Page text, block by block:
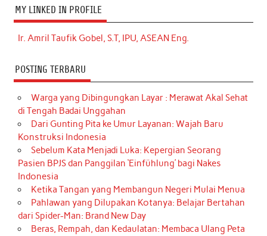
MY LINKED IN PROFILE
Ir. Amril Taufik Gobel, S.T, IPU, ASEAN Eng.
POSTING TERBARU
Warga yang Dibingungkan Layar : Merawat Akal Sehat
di Tengah Badai Unggahan
Dari Gunting Pita ke Umur Layanan: Wajah Baru
Konstruksi Indonesia
Sebelum Kata Menjadi Luka: Kepergian Seorang
Pasien BPJS dan Panggilan ‘Einfühlung’ bagi Nakes
Indonesia
Ketika Tangan yang Membangun Negeri Mulai Menua
Pahlawan yang Dilupakan Kotanya: Belajar Bertahan
dari Spider-Man: Brand New Day
Beras, Rempah, dan Kedaulatan: Membaca Ulang Peta